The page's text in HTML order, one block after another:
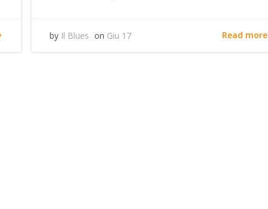
by Il Blues on Giu 17 Read more